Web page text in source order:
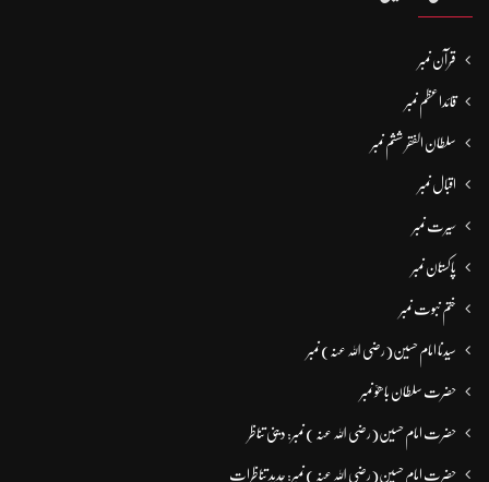
قرآن نمبر
قائداعظم نمبر
سلطان الفقر ششم نمبر
اقبال نمبر
سیرت نمبر
پاکستان نمبر
ختم نبوت نمبر
سیدنا امام حسین(رضی اللہ عنہ) نمبر
حضرت سلطان باھوؒ نمبر
حضرت امام حسین(رضی اللہ عنہ ) نمبر: دینی تناظر
حضرت امام حسین(رضی اللہ عنہ ) نمبر: جدید تناظرات